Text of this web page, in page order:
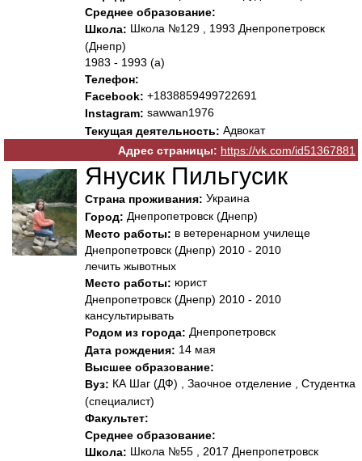
Среднее образование:
Школа: Школа №129 , 1993 Днепропетровск
(Днепр)
1983 - 1993 (а)
Телефон:
Facebook: +1838859499722691
Instagram: sawwan1976
Текущая деятельность: Адвокат
Адрес страницы: https://vk.com/id51367881
Янусик Пильгусик
Страна проживания: Украина
Город: Днепропетровск (Днепр)
Место работы: в ветеренарном училеще
Днепропетровск (Днепр) 2010 - 2010
лечить жывотных
Место работы: юрист
Днепропетровск (Днепр) 2010 - 2010
кансультирывать
Родом из города: Днепропетровск
Дата рождения: 14 мая
Высшее образование:
Вуз: КА Шаг (ДФ) , Заочное отделение , Студентка
(специалист)
Факультет:
Среднее образование:
Школа: Школа №55 , 2017 Днепропетровск